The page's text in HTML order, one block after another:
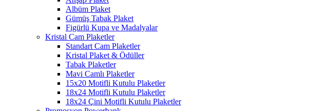
Albüm Plaket
Gümüş Tabak Plaket
Figürlü Kupa ve Madalyalar
Kristal Cam Plaketler
Standart Cam Plaketler
Kristal Plaket & Ödüller
Tabak Plaketler
Mavi Camlı Plaketler
15x20 Motifli Kutulu Plaketler
18x24 Motifli Kutulu Plaketler
18x24 Çini Motifli Kutulu Plaketler